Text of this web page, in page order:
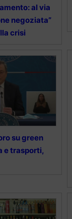
al via
negoziata”
crisi
su green
e trasporti,